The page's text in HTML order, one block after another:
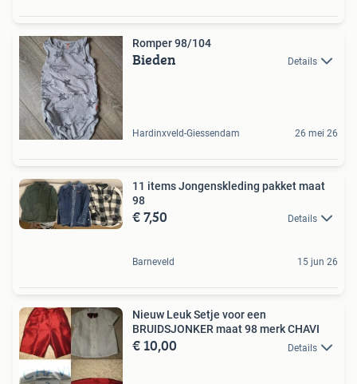
Romper 98/104
Bieden Details
Hardinxveld-Giessendam 26 mei 26
11 items Jongenskleding pakket maat
98
€ 7,50 Details
Barneveld 15 jun 26
Nieuw Leuk Setje voor een
BRUIDSJONKER maat 98 merk CHAVI
€ 10,00 Details